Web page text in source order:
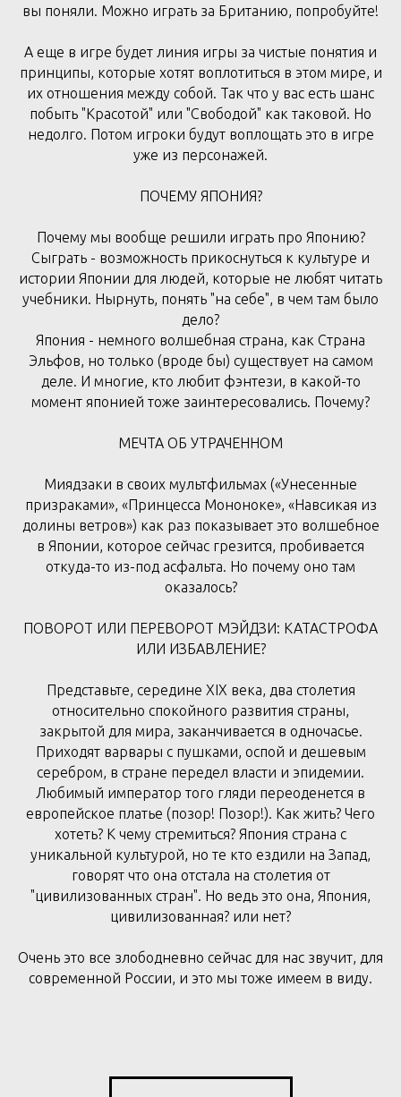
вы поняли. Можно играть за Британию, попробуйте!
А еще в игре будет линия игры за чистые понятия и
принципы, которые хотят воплотиться в этом мире, и
их отношения между собой. Так что у вас есть шанс
побыть "Красотой" или "Свободой" как таковой. Но
недолго. Потом игроки будут воплощать это в игре
уже из персонажей.
ПОЧЕМУ ЯПОНИЯ?
Почему мы вообще решили играть про Японию?
Сыграть - возможность прикоснуться к культуре и
истории Японии для людей, которые не любят читать
учебники. Нырнуть, понять "на себе", в чем там было
дело?
Япония - немного волшебная страна, как Страна
Эльфов, но только (вроде бы) существует на самом
деле. И многие, кто любит фэнтези, в какой-то
момент японией тоже заинтересовались. Почему?
МЕЧТА ОБ УТРАЧЕННОМ
Миядзаки в своих мультфильмах («Унесенные
призраками», «Принцесса Мононоке», «Навсикая из
долины ветров») как раз показывает это волшебное
в Японии, которое сейчас грезится, пробивается
откуда-то из-под асфальта. Но почему оно там
оказалось?
ПОВОРОТ ИЛИ ПЕРЕВОРОТ МЭЙДЗИ: КАТАСТРОФА
ИЛИ ИЗБАВЛЕНИЕ?
Представьте, середине XIX века, два столетия
относительно спокойного развития страны,
закрытой для мира, заканчивается в одночасье.
Приходят варвары с пушками, оспой и дешевым
серебром, в стране передел власти и эпидемии.
Любимый император того гляди переоденется в
европейское платье (позор! Позор!). Как жить? Чего
хотеть? К чему стремиться? Япония страна с
уникальной культурой, но те кто ездили на Запад,
говорят что она отстала на столетия от
"цивилизованных стран". Но ведь это она, Япония,
цивилизованная? или нет?
Очень это все злободневно сейчас для нас звучит, для
современной России, и это мы тоже имеем в виду.